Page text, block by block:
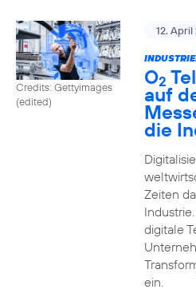
Credits: Gettyimages
(edited)
12. April
O2
auf
die
Zeiten
digitale
ein.